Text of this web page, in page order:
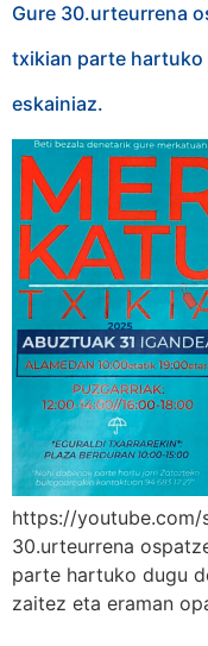
Gure 30.urteurrena
txikian parte
eskainiaz.
https://youtube.com/
30.urteurrena
parte hartuko dugu
zaitez eta eraman